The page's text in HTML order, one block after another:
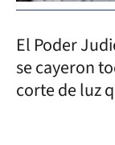
El Poder
se cayeron
corte de luz